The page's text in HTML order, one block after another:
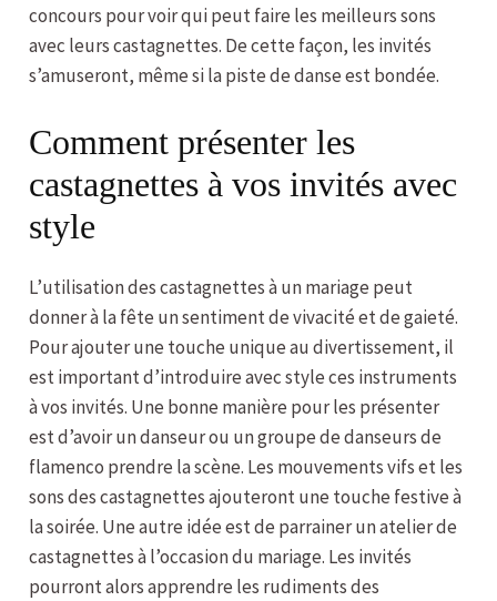
concours pour voir qui peut faire les meilleurs sons
avec leurs castagnettes. De cette façon, les invités
s’amuseront, même si la piste de danse est bondée.
Comment présenter les
castagnettes à vos invités avec
style
L’utilisation des castagnettes à un mariage peut
donner à la fête un sentiment de vivacité et de gaieté.
Pour ajouter une touche unique au divertissement, il
est important d’introduire avec style ces instruments
à vos invités. Une bonne manière pour les présenter
est d’avoir un danseur ou un groupe de danseurs de
flamenco prendre la scène. Les mouvements vifs et les
sons des castagnettes ajouteront une touche festive à
la soirée. Une autre idée est de parrainer un atelier de
castagnettes à l’occasion du mariage. Les invités
pourront alors apprendre les rudiments des